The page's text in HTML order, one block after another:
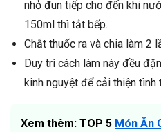
nhỏ đun tiếp cho đến khi
150ml thì tắt bếp.
Chắt thuốc ra và chia làm 2
Duy trì cách làm này đều
kinh nguyệt để cải thiện
Xem thêm: TOP 5 Món Ăn